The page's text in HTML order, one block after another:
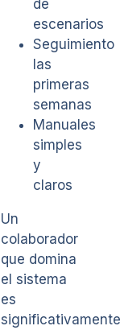
de
escenarios
Seguimiento
las
primeras
semanas
Manuales
simples
y
claros
Un
colaborador
que domina
el sistema
es
significativamente